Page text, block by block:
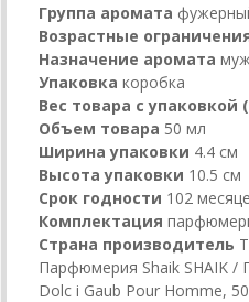
Группа аромата
Возрастные
Назначение аромата
Упаковка коробка
Вес товара с упаковкой
Объем товара 50 мл
Ширина упаковки 4.4 см
Высота упаковки 10.5 см
Срок годности 102
Комплектация
Страна производитель
Парфюмерия Shaik SHAIK
Dolc i Gaub Pour Homme,